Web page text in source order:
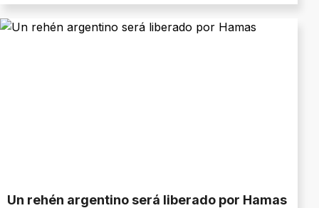
Un rehén argentino será liberado por Hamas